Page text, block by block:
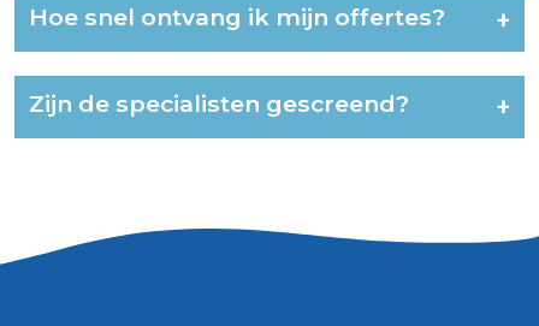
Hoe snel ontvang ik mijn offertes? +
Zijn de specialisten gescreend? +